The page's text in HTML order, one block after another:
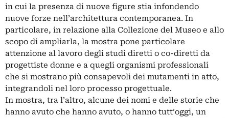
in cui la presenza di nuove figure stia infondendo
nuove forze nell’architettura contemporanea. In
particolare, in relazione alla Collezione del Museo e allo
scopo di ampliarla, la mostra pone particolare
attenzione al lavoro degli studi diretti o co-diretti da
progettiste donne e a quegli organismi professionali
che si mostrano più consapevoli dei mutamenti in atto,
integrandoli nel loro processo progettuale.
In mostra, tra l’altro, alcune dei nomi e delle storie che
hanno avuto che hanno avuto, o hanno tutt’oggi, un